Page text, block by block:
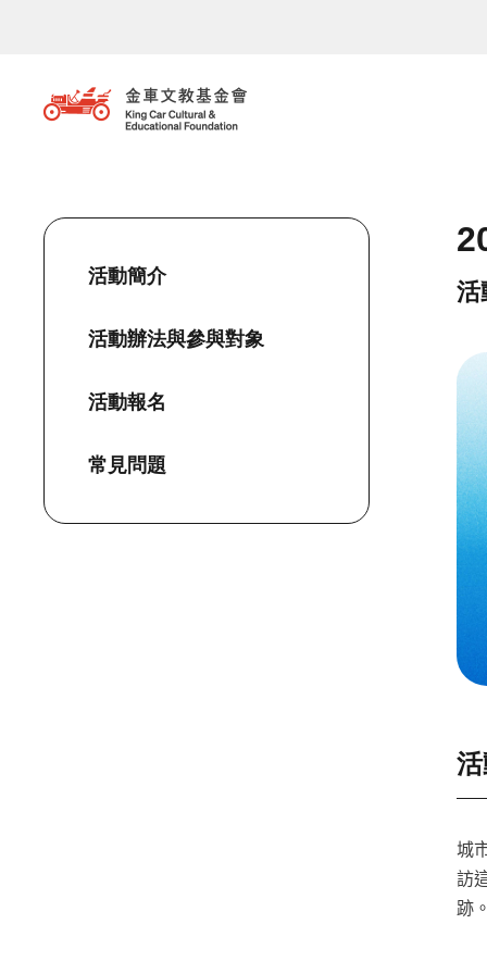
活動簡介
活動辦法與參與對象
活動報名
常見問題
活
城
訪
跡